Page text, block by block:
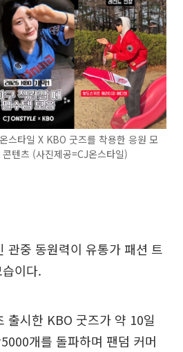
타일 X KBO 굿즈를 착용한 응원 모
텐츠 (사진제공=CJ온스타일)
관중 동원력이 유통가 패션 트
이다.
출시한 KBO 굿즈가 약 10일
개를 돌파하며 팬덤 커머